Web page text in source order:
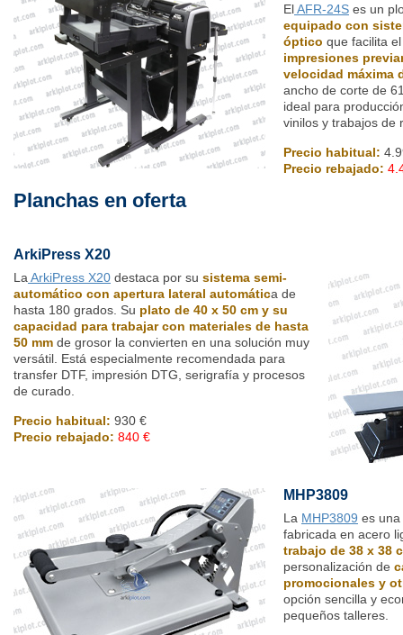
ElAFR-24S es un
equipado con
óptico que facilita
impresiones
velocidad máxima
ancho de corte de
ideal para
vinilos y trabajos de
Precio habitual:
Precio rebajado:
Planchas en oferta
ArkiPress X20
La ArkiPress X20 destaca por su sistema semi-
automático con apertura lateral automática de
hasta 180 grados. Su plato de 40 x 50 cm y su
capacidad para trabajar con materiales de hasta
50 mm de grosor la convierten en una solución muy
versátil. Está especialmente recomendada para
transfer DTF, impresión DTG, serigrafía y procesos
de curado.
Precio habitual: 930 €
Precio rebajado: 840 €
MHP3809
La MHP3809 es
fabricada en acero
trabajo de 38 x 38
personalización de
promocionales y
opción sencilla y
pequeños talleres.